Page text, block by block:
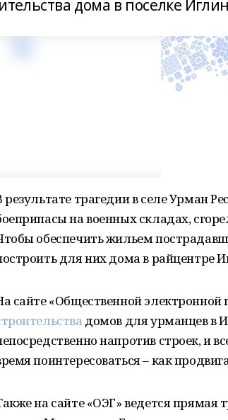
дома в поселке
результате трагедии в селе Урман
на военных складах,
обеспечить жильем
для них дома в райцентре
сайте «Общественной электронной
домов для урманцев в
напротив строек, и
поинтересоваться – как
на сайте «ОЭГ» ведется прямая